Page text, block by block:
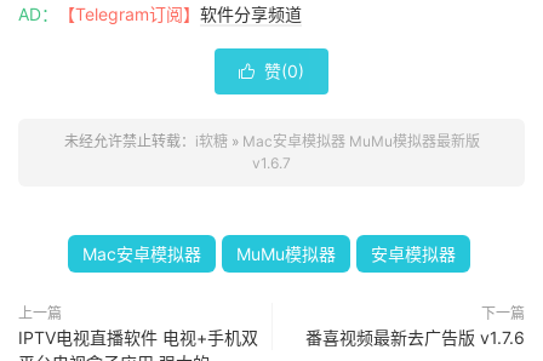
AD： 【Telegram订阅】 软件分享频道
 赞(0)
未经允许禁止转载： i软糖» Mac安卓模拟器 MuMu模拟器最新版
v1.6.7
Mac安卓模拟器 MuMu模拟器 安卓模拟器
上一篇
IPTV电视直播软件 电视+手机双
下一篇
番喜视频最新去广告版 v1.7.6